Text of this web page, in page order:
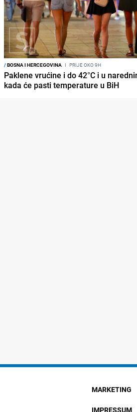
/BOSNA I HERCEGOVINA I PRIJE OKO 9H
Paklene vrućine i do 42°C i u
kada će pasti temperature u BiH
MARKETING
IMPRESSUM